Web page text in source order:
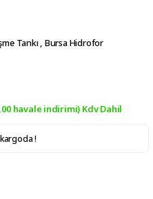
Tankı, Bursa Hidrofor
havale indirimi) Kdv Dahil
!